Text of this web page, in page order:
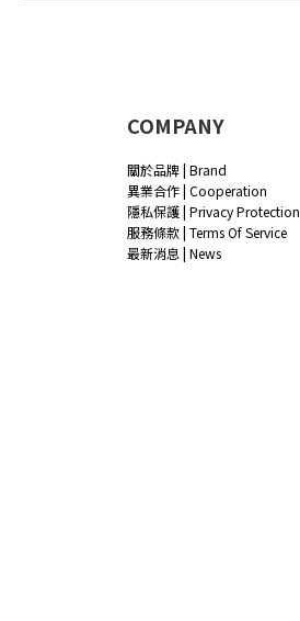
COMPANY
關於品牌 | Brand
異業合作 | Cooperation
隱私保護 | Privacy Protection
服務條款 | Terms Of Service
最新消息 | News